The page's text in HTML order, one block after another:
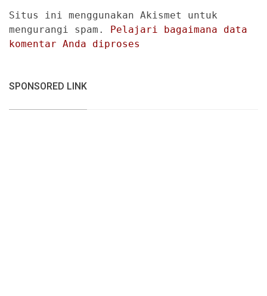
Situs ini menggunakan Akismet untuk
mengurangi spam. Pelajari bagaimana data
komentar Anda diproses
SPONSORED LINK